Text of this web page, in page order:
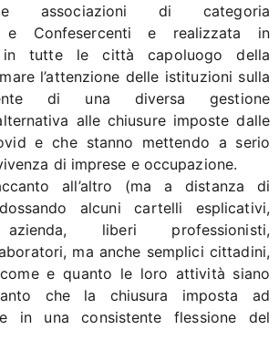
associazioni di categoria
e Confesercenti e realizzata in
in tutte le città capoluogo della
l’attenzione delle istituzioni sulla
di una diversa gestione
alle chiusure imposte dalle
e che stanno mettendo a serio
di imprese e occupazione.
all’altro (ma a distanza di
alcuni cartelli esplicativi,
liberi professionisti,
ma anche semplici cittadini,
e quanto le loro attività siano
che la chiusura imposta ad
in una consistente flessione del